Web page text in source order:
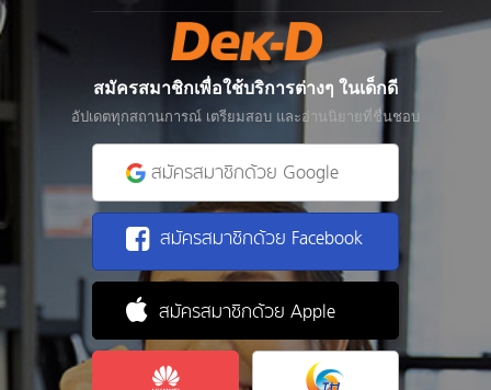
สมัครสมาชิกเพื่อใช้บริการต่างๆ ในเด็กดี
อัปเดตทุกสถานการณ์ เตรียมสอบ และอ่านนิยายที่ชื่นชอบ
สมัครสมาชิกด้วย Google
สมัครสมาชิกด้วย Facebook
สมัครสมาชิกด้วย Apple